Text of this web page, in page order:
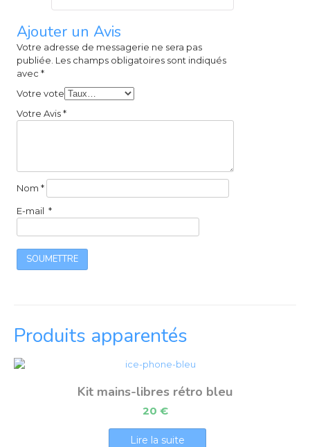
Ajouter un Avis
Votre adresse de messagerie ne sera pas
publiée. Les champs obligatoires sont indiqués
avec*
Votre vote
Votre Avis*
Nom*
E-mail*
Produits apparentés
Kit mains-libres rétro bleu
20 €
Lire la suite